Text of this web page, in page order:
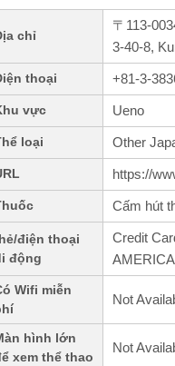
chỉ
〒113-
3-40-8,
thoại +81-3-
vực Ueno
loại Other
https://
Cấm hút
điện thoại
động
Credit
Wifi miễn
Not
hình lớn
xem thể thao
Not